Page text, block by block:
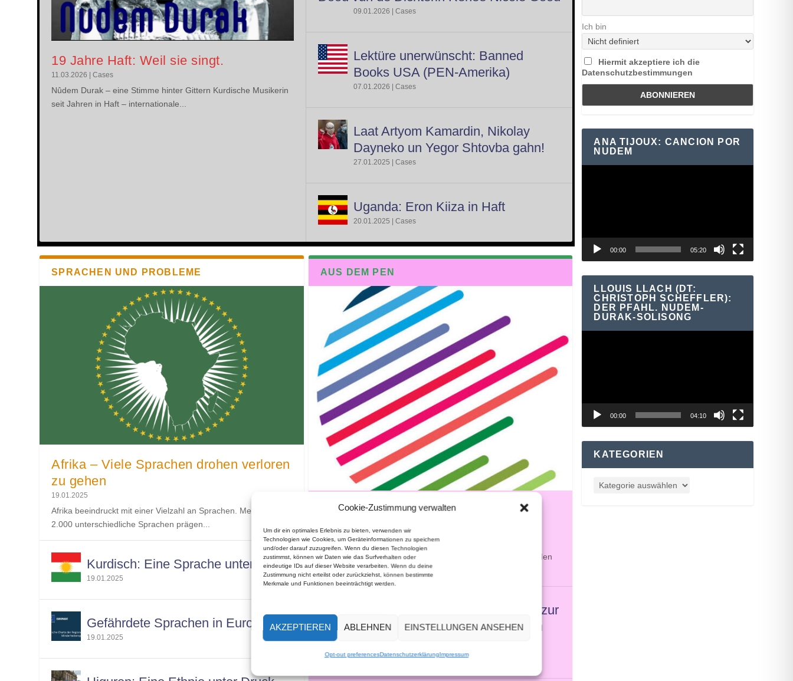
Cookie-Zustimmung verwalten
Um dir ein optimales Erlebnis zu bieten, verwenden wir
Technologien wie Cookies, um Geräteinformationen zu speichern
und/oder darauf zuzugreifen. Wenn du diesen Technologien
zustimmst, können wir Daten wie das Surfverhalten oder
eindeutige IDs auf dieser Website verarbeiten. Wenn du deine
Zustimmung nicht erteilst oder zurückziehst, können bestimmte
Merkmale und Funktionen beeinträchtigt werden.
AKZEPTIEREN ABLEHNEN EINSTELLUNGEN ANSEHEN
Opt-out preferencesDatenschutzerklärungImpressum
19 Jahre Haft: Weil sie singt.
11.03.2026 |Cases
Nûdem Durak – eine Stimme hinter Gittern Kurdische Musikerin
seit Jahren in Haft – internationale...
09.01.2026 Cases
Lektüre unerwünscht: Banned
Books USA (PEN-Amerika)
07.01.2026 Cases
Laat Artyom Kamardin, Nikolay
Dayneko un Yegor Shtovba gahn!
27.01.2025 Cases
Uganda: Eron Kiiza in Haft
20.01.2025 Cases
SPRACHEN UND PROBLEME
Afrika – Viele Sprachen drohen verloren
zu gehen
19.01.2025
Afrika beeindruckt mit einer Vielzahl an Sprachen. Mehr als
2.000 unterschiedliche Sprachen prägen...
Kurdisch: Eine Sprache unter Druck
19.01.2025
Gefährdete Sprachen in Europa
19.01.2025
AUS DEM PEN
Wir dürfen unsere Freiheit nicht dran
geben
26.07.2026
Unser Mitgefühl gilt den Opfern und ihrer Familien, sie gilt den
Angehörigen und Freund:innen der...
Stellungnahme des Präsidenten zur
Ausladung Mirna Funks aus dem
Comedia Theater (Köln)
16.06.2026
Ich bin
Hiermit akzeptiere ich die
Datenschutzbestimmungen
ANA TIJOUX: CANCION POR
NUDEM
00:00 05:20
LLOUIS LLACH (DT:
CHRISTOPH SCHEFFLER):
DER PFAHL. NUDEM-
DURAK-SOLISONG
00:00 04:10
KATEGORIEN